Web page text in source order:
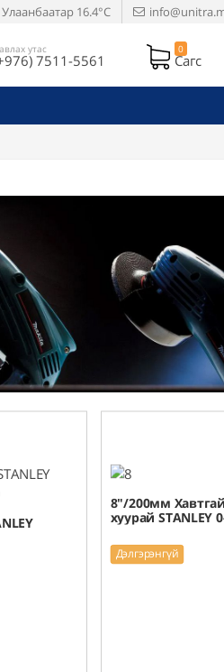
Улаанбаатар 16.4°C
утас
7511-5561
0
Сагс
8"/200мм Хавтгай
хуурай STANLEY
Дэлгэрэнгүй